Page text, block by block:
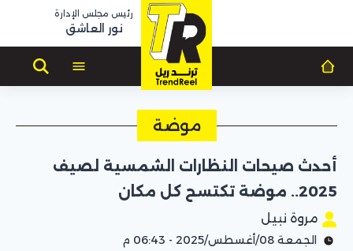
رئيس مجلس الإدارة
نور العاشق
موضة
أحدث صيحات النظارات الشمسية لصيف
2025.. موضة تكتسح كل مكان
مروة نبيل
الجمعة 08/أغسطس/2025 - 06:43 م